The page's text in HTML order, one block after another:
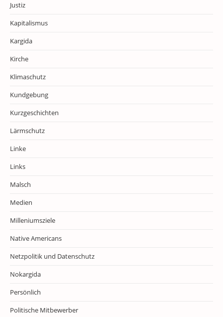
Justiz
Kapitalismus
Kargida
Kirche
Klimaschutz
Kundgebung
Kurzgeschichten
Lärmschutz
Linke
Links
Malsch
Medien
Milleniumsziele
Native Americans
Netzpolitik und Datenschutz
Nokargida
Persönlich
Politische Mitbewerber